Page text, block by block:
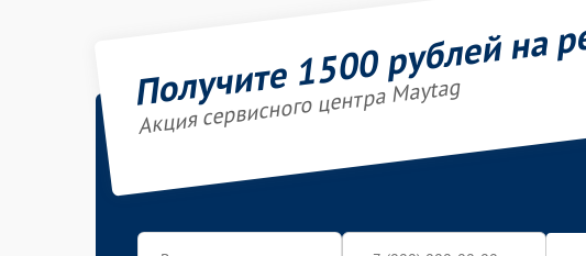
Получите 1500 рублей на
Акция сервисного центра Maytag